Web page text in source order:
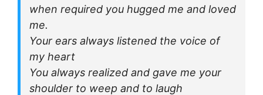
when required you hugged me and loved
me.
Your ears always listened the voice of
my heart
You always realized and gave me your
shoulder to weep and to laugh